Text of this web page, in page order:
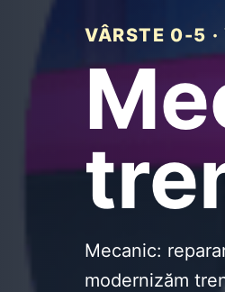
VÂRSTE 0-5 ·
Mecanic:
modernizăm